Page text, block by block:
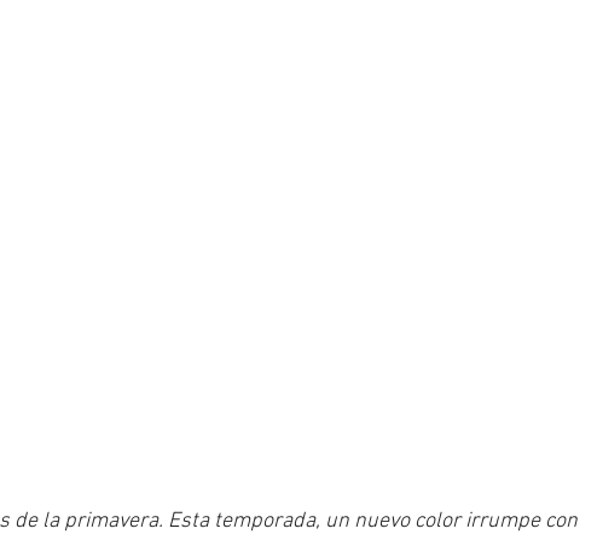
de la primavera. Esta temporada, un nuevo color irrumpe con